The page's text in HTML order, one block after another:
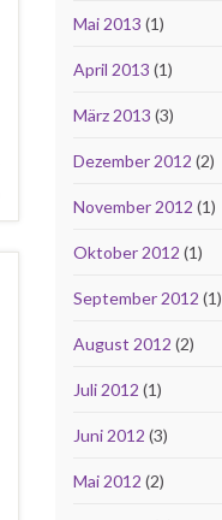
Mai 2013 (1)
April 2013 (1)
März 2013 (3)
Dezember 2012 (2)
November 2012 (1)
Oktober 2012 (1)
September 2012 (1)
August 2012 (2)
Juli 2012 (1)
Juni 2012 (3)
Mai 2012 (2)